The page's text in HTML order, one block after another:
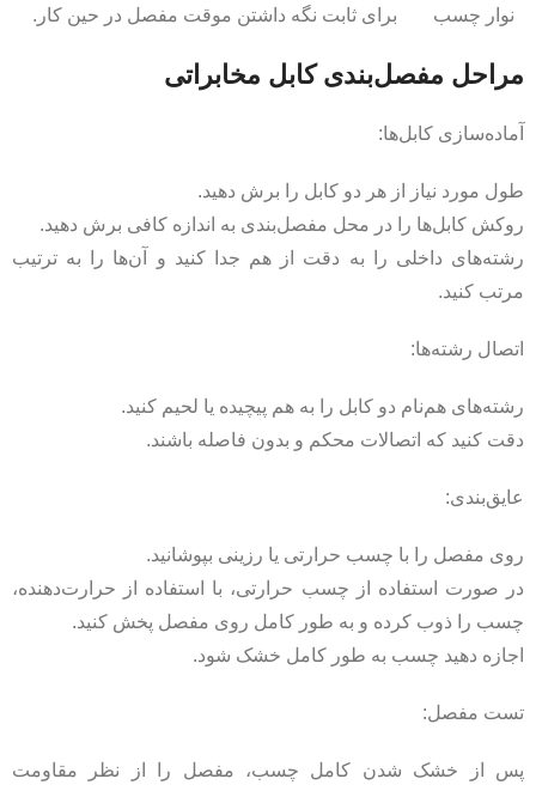
نوار چسب برای ثابت نگه داشتن موقت مفصل در حین کار.
مراحل مفصل‌بندی کابل مخابراتی
آماده‌سازی کابل‌ها:
طول مورد نیاز از هر دو کابل را برش دهید.
روکش کابل‌ها را در محل مفصل‌بندی به اندازه کافی برش دهید.
رشته‌های داخلی را به دقت از هم جدا کنید و آن‌ها را به ترتیب
مرتب کنید.
اتصال رشته‌ها:
رشته‌های هم‌نام دو کابل را به هم پیچیده یا لحیم کنید.
دقت کنید که اتصالات محکم و بدون فاصله باشند.
عایق‌بندی:
روی مفصل را با چسب حرارتی یا رزینی بپوشانید.
در صورت استفاده از چسب حرارتی، با استفاده از حرارت‌دهنده،
چسب را ذوب کرده و به طور کامل روی مفصل پخش کنید.
اجازه دهید چسب به طور کامل خشک شود.
تست مفصل:
پس از خشک شدن کامل چسب، مفصل را از نظر مقاومت